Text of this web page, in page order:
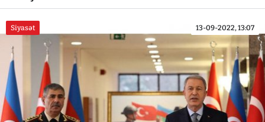
Siyasət 13-09-2022, 13:07